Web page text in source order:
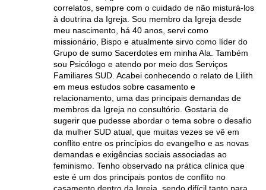
correlatos, sempre com o cuidado de não misturá-los
à doutrina da Igreja. Sou membro da Igreja desde
meu nascimento, há 40 anos, servi como
missionário, Bispo e atualmente sirvo como líder do
Grupo de sumo Sacerdotes em minha Ala. Também
sou Psicólogo e atendo por meio dos Serviços
Familiares SUD. Acabei conhecendo o relato de Lilith
em meus estudos sobre casamento e
relacionamento, uma das principais demandas de
membros da Igreja no consultório. Gostaria de
sugerir que pudesse abordar o tema sobre o desafio
da mulher SUD atual, que muitas vezes se vê em
conflito entre os princípios do evangelho e as novas
demandas e exigências sociais associadas ao
feminismo. Tenho observado na prática clínica que
este é um dos principais pontos de conflito no